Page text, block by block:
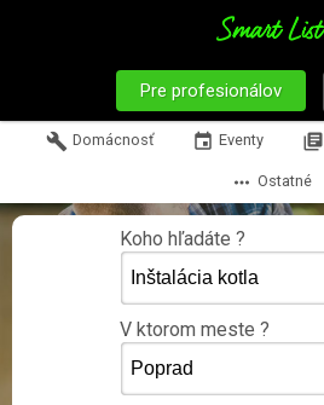
Pre profesionálov
build Domácnosť event Eventy library_books
more_horiz Ostatné
Koho hľadáte ?
V ktorom meste ?